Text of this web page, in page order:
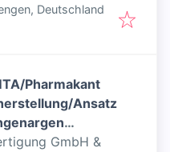
Deutschland
Pharmakant
Ansatz
GmbH &